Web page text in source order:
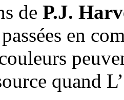
de P.J.
en
quand